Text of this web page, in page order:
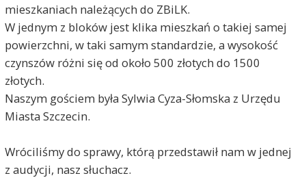
mieszkaniach należących do ZBiLK.
W jednym z bloków jest klika mieszkań o takiej samej
powierzchni, w taki samym standardzie, a wysokość
czynszów różni się od około 500 złotych do 1500
złotych.
Naszym gościem była Sylwia Cyza-Słomska z Urzędu
Miasta Szczecin.
Wróciliśmy do sprawy, którą przedstawił nam w jednej
z audycji, nasz słuchacz.